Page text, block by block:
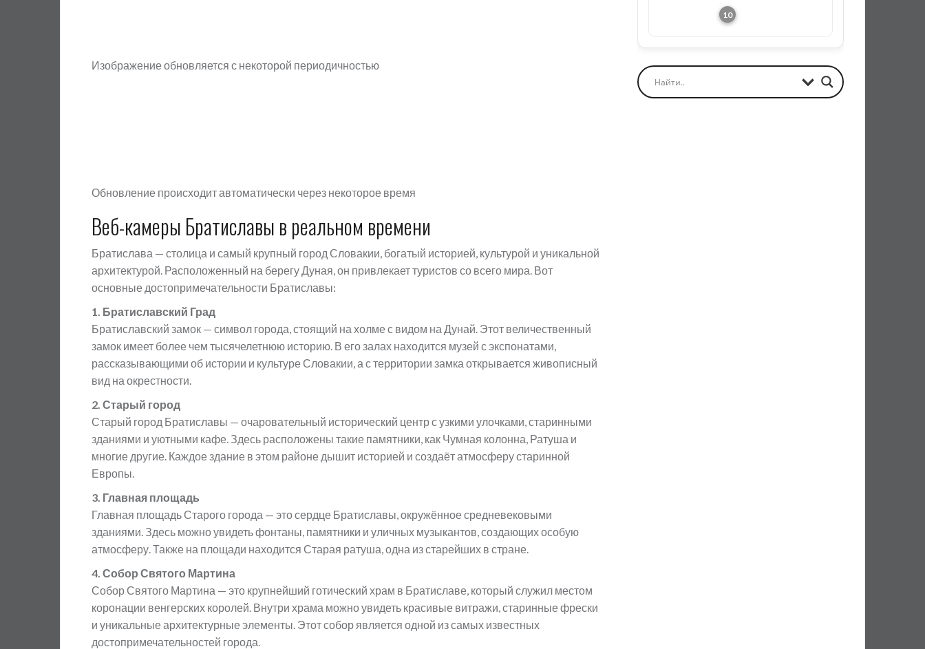
Изображение обновляется с некоторой периодичностью
Обновление происходит автоматически через некоторое время
Веб-камеры Братиславы в реальном времени
Братислава — столица и самый крупный город Словакии, богатый историей, культурой и уникальной
архитектурой. Расположенный на берегу Дуная, он привлекает туристов со всего мира. Вот
основные достопримечательности Братиславы:
1. Братиславский Град
Братиславский замок — символ города, стоящий на холме с видом на Дунай. Этот величественный
замок имеет более чем тысячелетнюю историю. В его залах находится музей с экспонатами,
рассказывающими об истории и культуре Словакии, а с территории замка открывается живописный
вид на окрестности.
2. Старый город
Старый город Братиславы — очаровательный исторический центр с узкими улочками, старинными
зданиями и уютными кафе. Здесь расположены такие памятники, как Чумная колонна, Ратуша и
многие другие. Каждое здание в этом районе дышит историей и создаёт атмосферу старинной
Европы.
3. Главная площадь
Главная площадь Старого города — это сердце Братиславы, окружённое средневековыми
зданиями. Здесь можно увидеть фонтаны, памятники и уличных музыкантов, создающих особую
атмосферу. Также на площади находится Старая ратуша, одна из старейших в стране.
4. Собор Святого Мартина
Собор Святого Мартина — это крупнейший готический храм в Братиславе, который служил местом
коронации венгерских королей. Внутри храма можно увидеть красивые витражи, старинные фрески
и уникальные архитектурные элементы. Этот собор является одной из самых известных
достопримечательностей города.